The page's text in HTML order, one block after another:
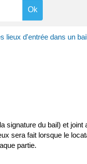
lieux d'entrée dans un
du bail) et
sera fait lorsque le
partie.